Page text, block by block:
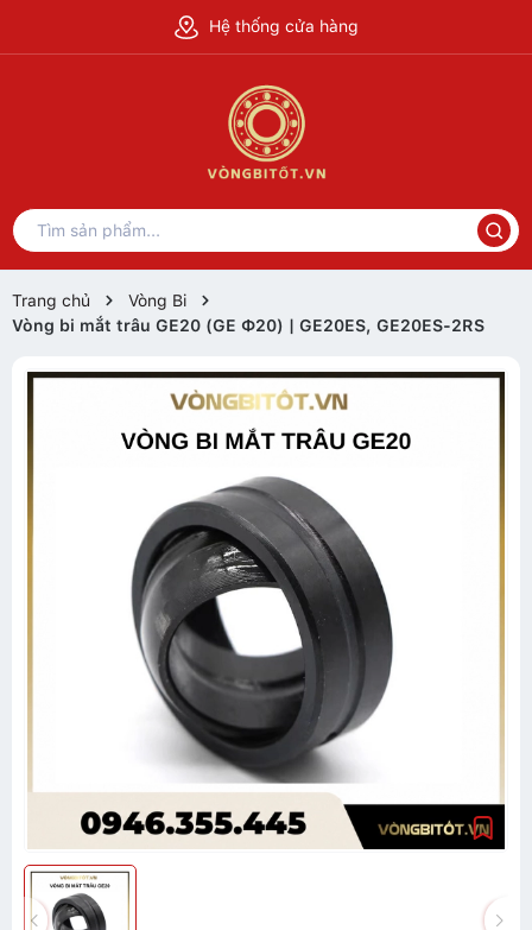
Hệ thống cửa hàng
Trang chủ
Vòng Bi
Vòng bi mắt trâu GE20 (GE Ф20) | GE20ES, GE20ES-2RS